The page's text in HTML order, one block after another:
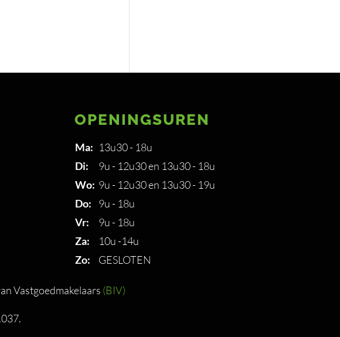
OPENINGSUREN
Ma: 13u30 - 18u
Di:
9u - 12u30 en 13u30 - 18u
Wo: 9u - 12u30 en 13u30 - 19u
Do:
9u - 18u
Vr:
9u - 18u
Za:
10u -14u
Zo:
GESLOTEN
Vastgoedmakelaars (BIV)